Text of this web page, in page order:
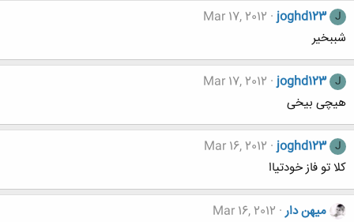
J
joghd123
Mar 17, 2012
شببخیر
J
joghd123
Mar 17, 2012
هیچی بیخی
J
joghd123
Mar 16, 2012
کلا تو فاز خودتیاا
میهن دار Mar 16, 2012